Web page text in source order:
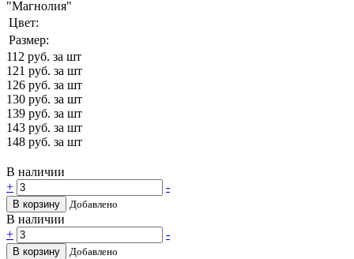
"Магнолия"
Цвет:
Размер:
112 руб. за шт
121 руб. за шт
126 руб. за шт
130 руб. за шт
139 руб. за шт
143 руб. за шт
148 руб. за шт
В наличии
+
-
В корзину Добавлено
В наличии
+
-
В корзину Добавлено